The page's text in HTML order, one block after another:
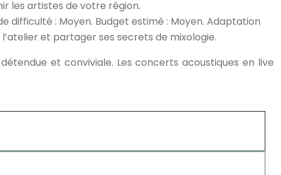
les artistes de votre région.
difficulté : Moyen. Budget estimé : Moyen. Adaptation
et partager ses secrets de mixologie.
et conviviale. Les concerts acoustiques en live